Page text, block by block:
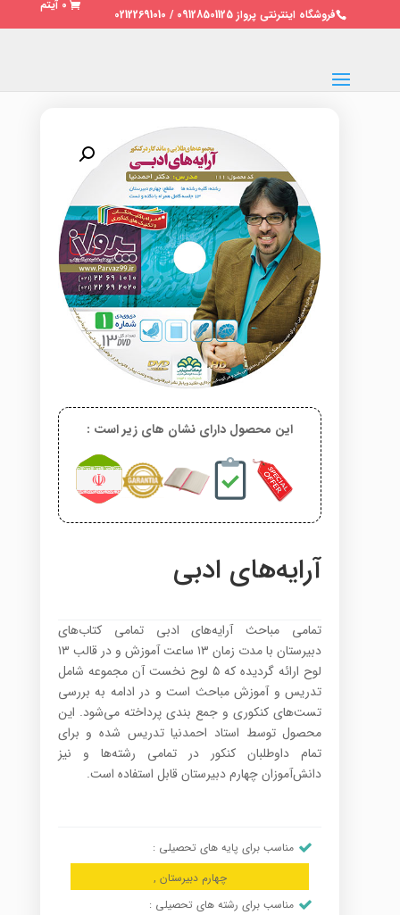
فروشگاه اینترنتی پرواز 09128501125 / 02122691010
0 آیتم
این محصول دارای نشان های زیر است :
آرایه‌های ادبی
تمامی مباحث آرایه‌های ادبی تمامی کتاب‌های
دبیرستان با مدت زمان ۱۳ ساعت آموزش و در قالب ۱۳
لوح ارائه گردیده که ۵ لوح نخست آن مجموعه شامل
تدریس و آموزش مباحث است و در ادامه به بررسی
تست‌های کنکوری و جمع بندی پرداخته می‌شود. این
محصول توسط استاد احمدنیا تدریس شده و برای
تمام داوطلبان کنکور در تمامی رشته‌ها و نیز
دانش‌آموزان چهارم دبیرستان قابل استفاده است.
مناسب برای پایه های تحصیلی :
چهارم دبیرستان ,
مناسب برای رشته های تحصیلی :